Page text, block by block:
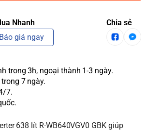
Nhanh
giá ngay
Chia sẻ
trong 3h, ngoại thành 1-3 ngày.
7 ngày.
7.
638 lít R-WB640VGV0 GBK giúp